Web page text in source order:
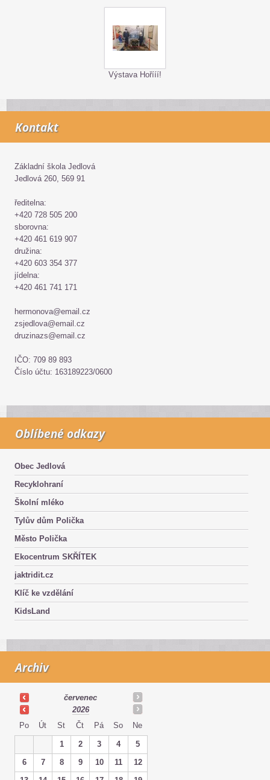
Výstava Hořííí!
Kontakt
Základní škola Jedlová
Jedlová 260, 569 91
ředitelna:
+420 728 505 200
sborovna:
+420 461 619 907
družina:
+420 603 354 377
jídelna:
+420 461 741 171
hermonova@email.cz
zsjedlova@email.cz
druzinazs@email.cz
IČO: 709 89 893
Číslo účtu: 163189223/0600
Oblíbené odkazy
Obec Jedlová
Recyklohraní
Školní mléko
Tylův dům Polička
Město Polička
Ekocentrum SKŘÍTEK
jaktridit.cz
Klíč ke vzdělání
KidsLand
Archiv
červenec
2026
Po
Út St Čt Pá So Ne
1 2 3 4
5
6
7 8 9 10 11
12